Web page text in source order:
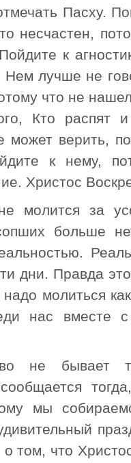
Пасху.
несчастен,
к
Нем лучше не
что не
Кто распят
может верить,
к нему,
Христос
молится за
больше
дни. Правда
молиться
нас вместе с
не бывает
мы
том, что